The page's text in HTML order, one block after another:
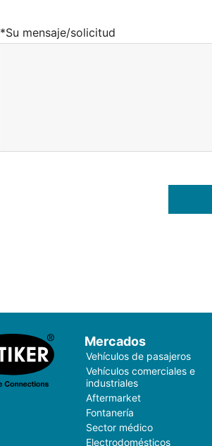
*Su mensaje/solicitud
Mercados
Vehículos de pasajeros
Vehículos comerciales e
industriales
Aftermarket
Fontanería
Sector médico
Electrodomésticos